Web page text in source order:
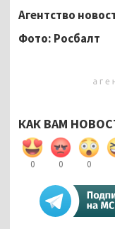
Агентство
Фото: Росбалт
КАК ВАМ
0 0 0